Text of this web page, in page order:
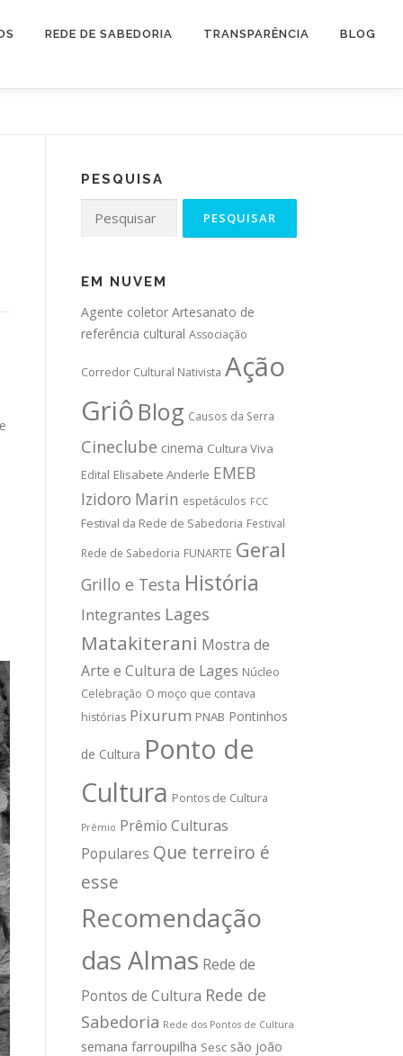
REDE DE SABEDORIA TRANSPARÊNCIA BLOG
PESQUISA
por:
EM NUVEM
Agente coletor Artesanato de
referência cultural Associação
Corredor Cultural Nativista Ação
Griô Blog Causos da Serra
Cineclube cinema Cultura Viva
Edital Elisabete Anderle EMEB
Izidoro Marin espetáculos FCC
Festival da Rede de Sabedoria Festival
Rede de Sabedoria FUNARTE Geral
Grillo e Testa História
Integrantes Lages
Matakiterani Mostra de
Arte e Cultura de Lages Núcleo
Celebração O moço que contava
histórias Pixurum PNAB Pontinhos
de Cultura Ponto de
Cultura Pontos de Cultura
Prêmio Prêmio Culturas
Populares Que terreiro é
esse
Recomendação
das Almas Rede de
Pontos de Cultura Rede de
Sabedoria Rede dos Pontos de Cultura
semana farroupilha Sesc são joão